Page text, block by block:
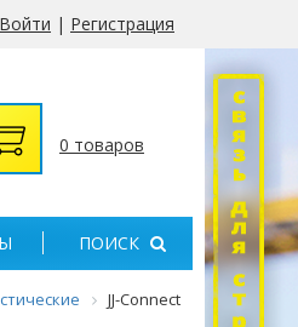
Войти | Регистрация
0 товаров
ПОИСК
JJ-Connect